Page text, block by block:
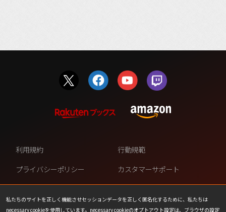
私たちのサイトを正しく機能させセッションデータを正しく匿名化するために、私たちは
necessary cookieを使用しています。necessary cookieのオプトアウト設定は、ブラウザの設定
利用規約
行動規範
プライバシーポリシー
カスタマーサポート
ファンコンテンツ・ポリシー
個人情報の販売や共有を許可し
ない